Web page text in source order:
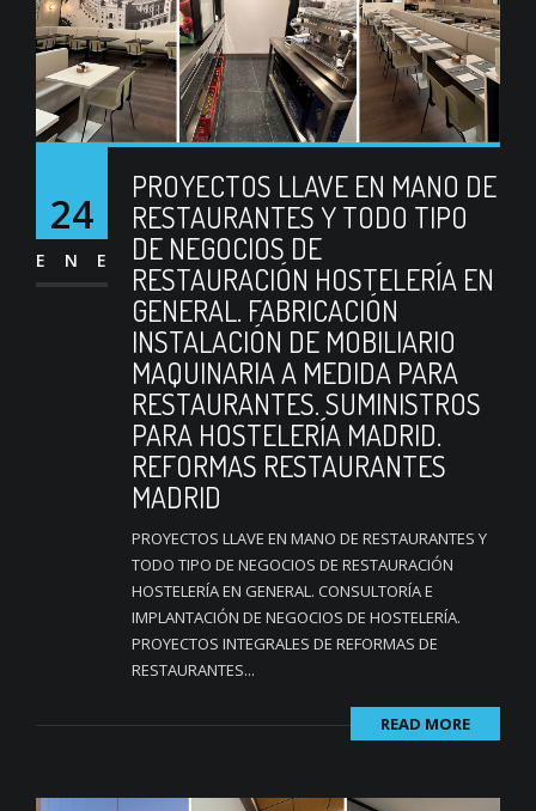
24
ENE
PROYECTOS LLAVE EN MANO DE
RESTAURANTES Y TODO TIPO
DE NEGOCIOS DE
RESTAURACIÓN HOSTELERÍA EN
GENERAL. FABRICACIÓN
INSTALACIÓN DE MOBILIARIO
MAQUINARIA A MEDIDA PARA
RESTAURANTES. SUMINISTROS
PARA HOSTELERÍA MADRID.
REFORMAS RESTAURANTES
MADRID
PROYECTOS LLAVE EN MANO DE RESTAURANTES Y
TODO TIPO DE NEGOCIOS DE RESTAURACIÓN
HOSTELERÍA EN GENERAL. CONSULTORÍA E
IMPLANTACIÓN DE NEGOCIOS DE HOSTELERÍA.
PROYECTOS INTEGRALES DE REFORMAS DE
RESTAURANTES...
READ MORE